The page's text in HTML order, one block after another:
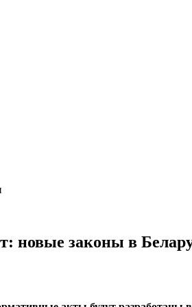
новые законы в